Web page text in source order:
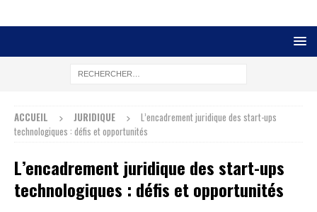
ACCUEIL JURIDIQUE
L’encadrement juridique des start-ups
technologiques : défis et opportunités
L’encadrement juridique des start-ups
technologiques : défis et opportunités